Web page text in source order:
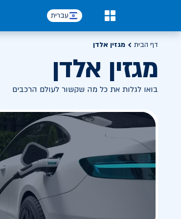
עברית
דף הבית מגזין אלדן
מגזין אלדן
בואו לגלות את כל מה שקשור לעולם הרכבים